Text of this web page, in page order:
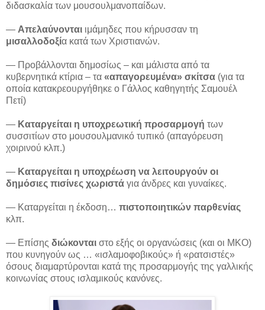
διδασκαλία των μουσουλμανοπαίδων.
— Απελαύνονται ιμάμηδες που κήρυσσαν τη
μισαλλοδοξία κατά των Χριστιανών.
— Προβάλλονται δημοσίως – και μάλιστα από τα
κυβερνητικά κτίρια – τα «απαγορευμένα» σκίτσα (για τα
οποία κατακρεουργήθηκε ο Γάλλος καθηγητής Σαμουέλ
Πετί)
— Καταργείται η υποχρεωτική προσαρμογή των
συσσιτίων στο μουσουλμανικό τυπικό (απαγόρευση
χοιρινού κλπ.)
— Καταργείται η υποχρέωση να λειτουργούν οι
δημόσιες πισίνες χωριστά για άνδρες και γυναίκες.
— Καταργείται η έκδοση… πιστοποιητικών παρθενίας
κλπ.
— Επίσης διώκονται στο εξής οι οργανώσεις (και οι ΜΚΟ)
που κυνηγούν ως … «ισλαμοφοβικούς» ή «ρατσιστές»
όσους διαμαρτύρονται κατά της προσαρμογής της γαλλικής
κοινωνίας στους ισλαμικούς κανόνες.